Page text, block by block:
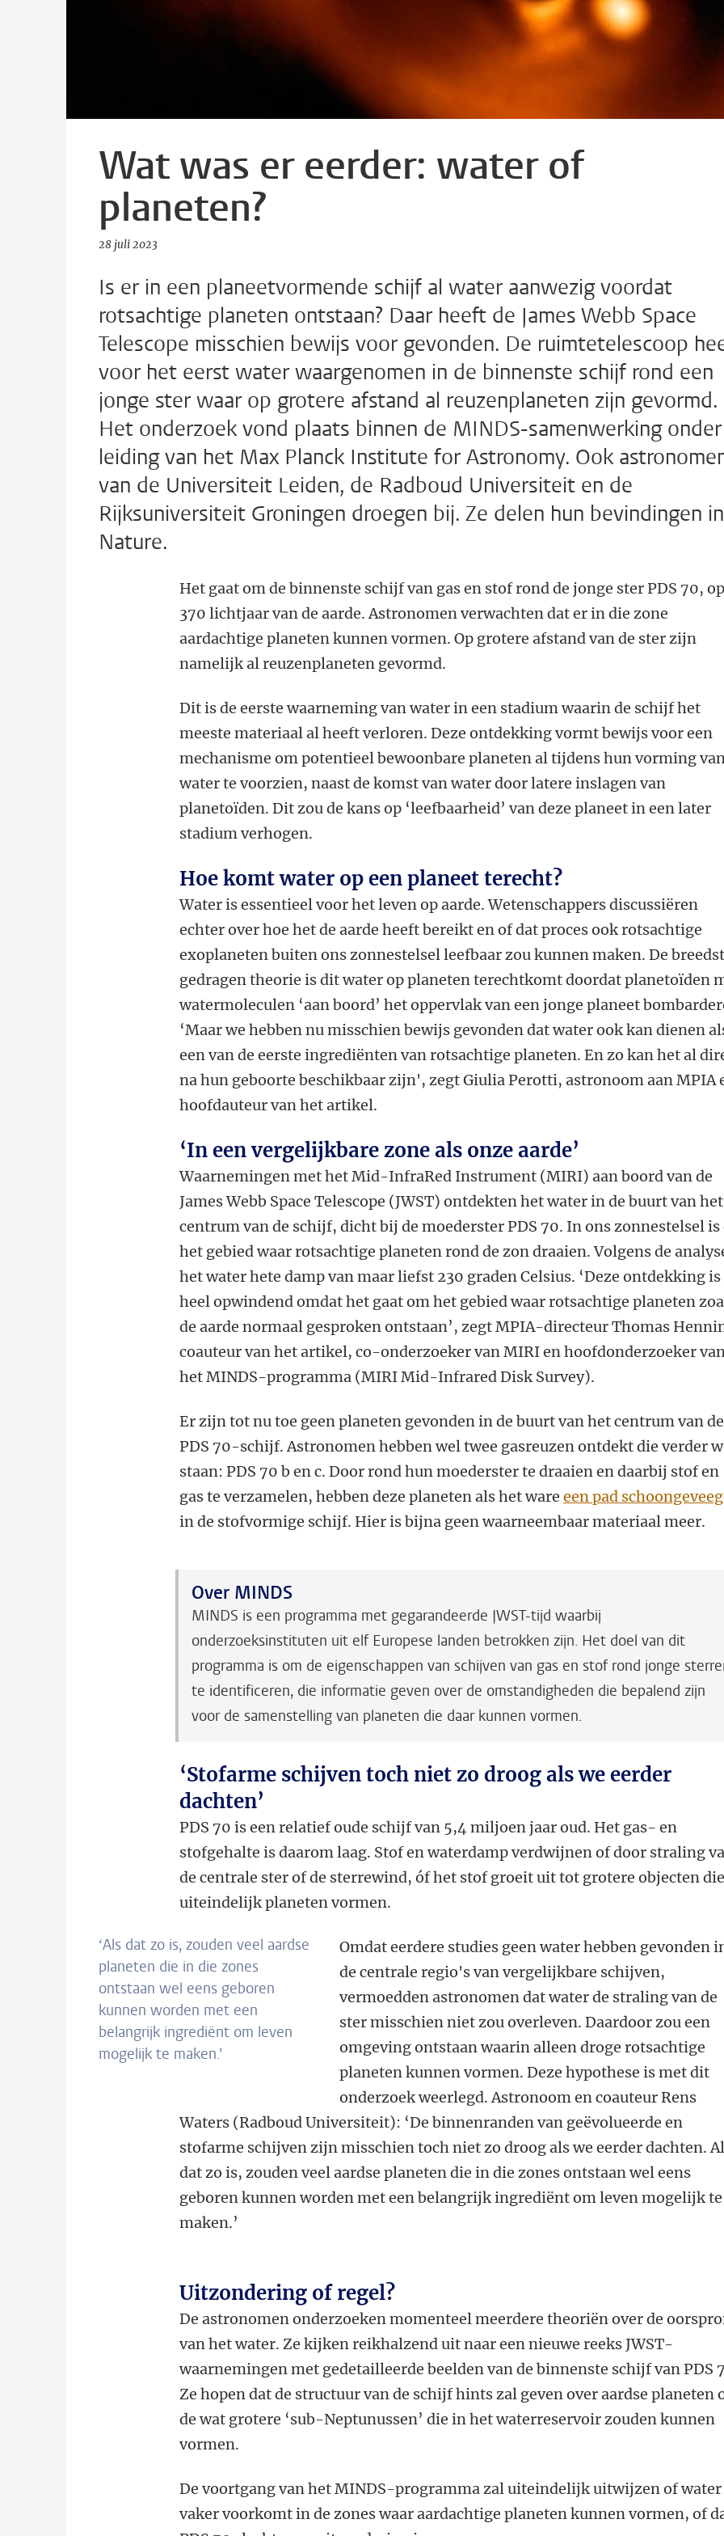
Wat was er eerder: water of
planeten?
28 juli 2023
Is er in een planeetvormende schijf al water aanwezig voordat
rotsachtige planeten ontstaan? Daar heeft de James Webb Space
Telescope misschien bewijs voor gevonden. De ruimtetelescoop
voor het eerst water waargenomen in de binnenste schijf rond een
jonge ster waar op grotere afstand al reuzenplaneten zijn gevormd.
Het onderzoek vond plaats binnen de MINDS-samenwerking onder
leiding van het Max Planck Institute for Astronomy. Ook
van de Universiteit Leiden, de Radboud Universiteit en de
Rijksuniversiteit Groningen droegen bij. Ze delen hun bevindingen in
Nature.
Het gaat om de binnenste schijf van gas en stof rond de jonge ster PDS 70,
370 lichtjaar van de aarde. Astronomen verwachten dat er in die zone
aardachtige planeten kunnen vormen. Op grotere afstand van de ster zijn
namelijk al reuzenplaneten gevormd.
Dit is de eerste waarneming van water in een stadium waarin de schijf het
meeste materiaal al heeft verloren. Deze ontdekking vormt bewijs voor een
mechanisme om potentieel bewoonbare planeten al tijdens hun vorming
water te voorzien, naast de komst van water door latere inslagen van
planetoïden. Dit zou de kans op ‘leefbaarheid’ van deze planeet in een later
stadium verhogen.
Hoe komt water op een planeet terecht?
Water is essentieel voor het leven op aarde. Wetenschappers discussiëren
echter over hoe het de aarde heeft bereikt en of dat proces ook rotsachtige
exoplaneten buiten ons zonnestelsel leefbaar zou kunnen maken. De
gedragen theorie is dit water op planeten terechtkomt doordat planetoïden
watermoleculen ‘aan boord’ het oppervlak van een jonge planeet
‘Maar we hebben nu misschien bewijs gevonden dat water ook kan dienen
een van de eerste ingrediënten van rotsachtige planeten. En zo kan het al
na hun geboorte beschikbaar zijn', zegt Giulia Perotti, astronoom aan MPIA
hoofdauteur van het artikel.
‘In een vergelijkbare zone als onze aarde’
Waarnemingen met het Mid-InfraRed Instrument (MIRI) aan boord van de
James Webb Space Telescope (JWST) ontdekten het water in de buurt van het
centrum van de schijf, dicht bij de moederster PDS 70. In ons zonnestelsel
het gebied waar rotsachtige planeten rond de zon draaien. Volgens de
het water hete damp van maar liefst 230 graden Celsius. ‘Deze ontdekking is
heel opwindend omdat het gaat om het gebied waar rotsachtige planeten
de aarde normaal gesproken ontstaan’, zegt MPIA-directeur Thomas
coauteur van het artikel, co-onderzoeker van MIRI en hoofdonderzoeker
het MINDS-programma (MIRI Mid-Infrared Disk Survey).
Er zijn tot nu toe geen planeten gevonden in de buurt van het centrum van de
PDS 70-schijf. Astronomen hebben wel twee gasreuzen ontdekt die verder
staan: PDS 70 b en c. Door rond hun moederster te draaien en daarbij stof en
gas te verzamelen, hebben deze planeten als het wareeen pad
in de stofvormige schijf. Hier is bijna geen waarneembaar materiaal meer.
Over MINDS
MINDS is een programma met gegarandeerde JWST-tijd waarbij
onderzoeksinstituten uit elf Europese landen betrokken zijn. Het doel van dit
programma is om de eigenschappen van schijven van gas en stof rond jonge
te identificeren, die informatie geven over de omstandigheden die bepalend zijn
voor de samenstelling van planeten die daar kunnen vormen.
‘Stofarme schijven toch niet zo droog als we eerder
dachten’
PDS 70 is een relatief oude schijf van 5,4 miljoen jaar oud. Het gas- en
stofgehalte is daarom laag. Stof en waterdamp verdwijnen of door straling
de centrale ster of de sterrewind, óf het stof groeit uit tot grotere objecten
uiteindelijk planeten vormen.
‘Als dat zo is, zouden veel aardse
planeten die in die zones
ontstaan wel eens geboren
kunnen worden met een
belangrijk ingrediënt om leven
mogelijk te maken.’
Omdat eerdere studies geen water hebben gevonden
de centrale regio's van vergelijkbare schijven,
vermoedden astronomen dat water de straling van de
ster misschien niet zou overleven. Daardoor zou een
omgeving ontstaan waarin alleen droge rotsachtige
planeten kunnen vormen. Deze hypothese is met dit
onderzoek weerlegd. Astronoom en coauteur Rens
Waters (Radboud Universiteit): ‘De binnenranden van geëvolueerde en
stofarme schijven zijn misschien toch niet zo droog als we eerder dachten.
dat zo is, zouden veel aardse planeten die in die zones ontstaan wel eens
geboren kunnen worden met een belangrijk ingrediënt om leven mogelijk te
maken.’
Uitzondering of regel?
De astronomen onderzoeken momenteel meerdere theoriën over de
van het water. Ze kijkenreikhalzend uit naar een nieuwe reeks JWST-
waarnemingen met gedetailleerde beelden van de binnenste schijf van PDS
Ze hopen dat de structuur van de schijf hints zal geven over aardse planeten
de wat grotere ‘sub-Neptunussen’ die in het waterreservoir zouden kunnen
vormen.
De voortgang van het MINDS-programma zal uiteindelijk uitwijzen of water
vaker voorkomt in de zones waar aardachtige planeten kunnen vormen, of